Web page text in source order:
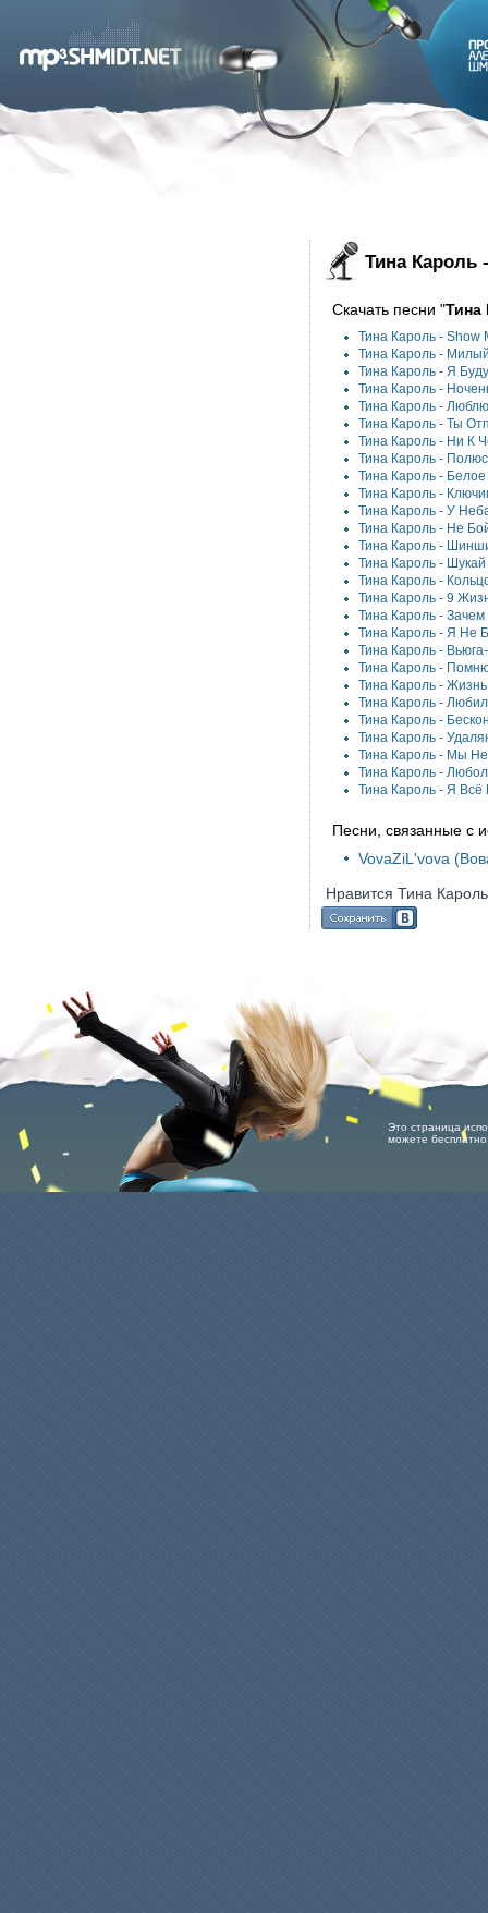
Тина Кароль
Скачать песни "Тина
Тина Кароль - Show
Тина Кароль -
Тина Кароль - Я Буду
Тина Кароль -
Тина Кароль -
Тина Кароль - Ты
Тина Кароль - Ни К
Тина Кароль -
Тина Кароль -
Тина Кароль -
Тина Кароль - У
Тина Кароль - Не
Тина Кароль -
Тина Кароль -
Тина Кароль -
Тина Кароль - 9
Тина Кароль -
Тина Кароль - Я Не
Тина Кароль -
Тина Кароль -
Тина Кароль -
Тина Кароль -
Тина Кароль -
Тина Кароль -
Тина Кароль - Мы Не
Тина Кароль -
Тина Кароль - Я Всё
Песни, связанные с
VovaZiL'vova
Нравится Тина
Это страница
можете